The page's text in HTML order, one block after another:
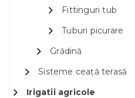
Fittinguri tub
Tuburi picurare
Grădină
Sisteme ceață terasă
Irigatii agricole